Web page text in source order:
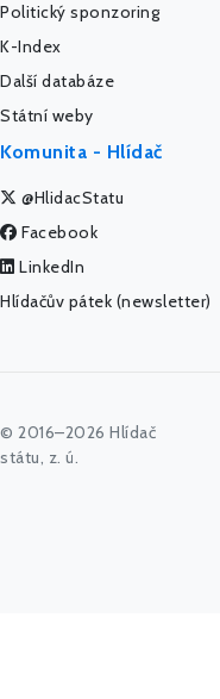
Politický sponzoring
K-Index
Další databáze
Státní weby
Komunita - Hlídač
@HlidacStatu
Facebook
LinkedIn
Hlídačův pátek (newsletter)
© 2016–2026 Hlídač
státu, z. ú.